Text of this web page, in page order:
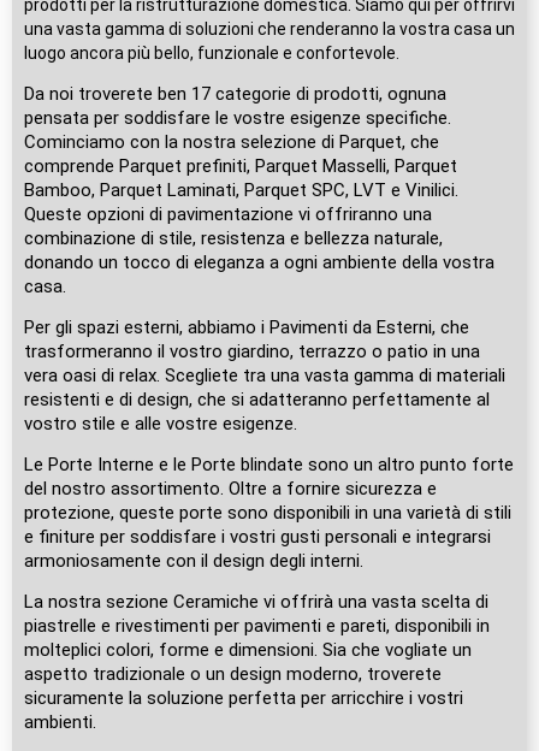
prodotti per la ristrutturazione domestica. Siamo qui per offrirvi
una vasta gamma di soluzioni che renderanno la vostra casa un
luogo ancora più bello, funzionale e confortevole.
Da noi troverete ben 17 categorie di prodotti, ognuna
pensata per soddisfare le vostre esigenze specifiche.
Cominciamo con la nostra selezione di Parquet, che
comprende Parquet prefiniti, Parquet Masselli, Parquet
Bamboo, Parquet Laminati, Parquet SPC, LVT e Vinilici.
Queste opzioni di pavimentazione vi offriranno una
combinazione di stile, resistenza e bellezza naturale,
donando un tocco di eleganza a ogni ambiente della vostra
casa.
Per gli spazi esterni, abbiamo i Pavimenti da Esterni, che
trasformeranno il vostro giardino, terrazzo o patio in una
vera oasi di relax. Scegliete tra una vasta gamma di materiali
resistenti e di design, che si adatteranno perfettamente al
vostro stile e alle vostre esigenze.
Le Porte Interne e le Porte blindate sono un altro punto forte
del nostro assortimento. Oltre a fornire sicurezza e
protezione, queste porte sono disponibili in una varietà di stili
e finiture per soddisfare i vostri gusti personali e integrarsi
armoniosamente con il design degli interni.
La nostra sezione Ceramiche vi offrirà una vasta scelta di
piastrelle e rivestimenti per pavimenti e pareti, disponibili in
molteplici colori, forme e dimensioni. Sia che vogliate un
aspetto tradizionale o un design moderno, troverete
sicuramente la soluzione perfetta per arricchire i vostri
ambienti.